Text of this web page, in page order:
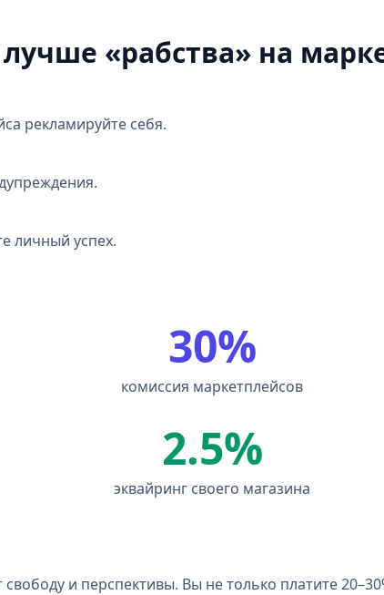
«рабства» на
рекламируйте себя.
личный успех.
30%
комиссия маркетплейсов
2.5%
эквайринг своего магазина
и перспективы. Вы не только платите